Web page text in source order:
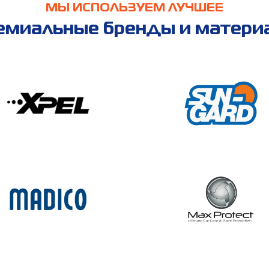
МЫ ИСПОЛЬЗУЕМ ЛУЧШЕЕ
бренды и